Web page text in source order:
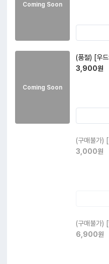
Coming Soon
Coming Soon
(품절) [우
3,900원
(구매불가)
3,000원
(구매불가)
6,900원